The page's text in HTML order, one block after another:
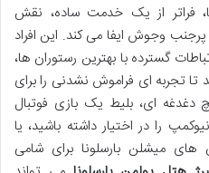
فراتر از یک خدمت ساده، نقش
وجوش ایفا می کند. این افراد
گسترده با بهترین رستوران ها،
تا تجربه ای فراموش نشدنی را برای
دغدغه ای، بلیط یک بازی فوتبال
را در اختیار داشته باشید، یا
های میشلن بارسلونا برای شامی